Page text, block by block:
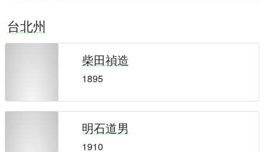
台北州
柴田禎造
1895
明石道男
1910